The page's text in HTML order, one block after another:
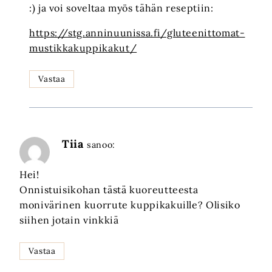
:) ja voi soveltaa myös tähän reseptiin:
https://stg.anninuunissa.fi/gluteenittomat-
mustikkakuppikakut/
Vastaa
Tiia sanoo:
Hei!
Onnistuisikohan tästä kuoreutteesta
monivärinen kuorrute kuppikakuille? Olisiko
siihen jotain vinkkiä
Vastaa